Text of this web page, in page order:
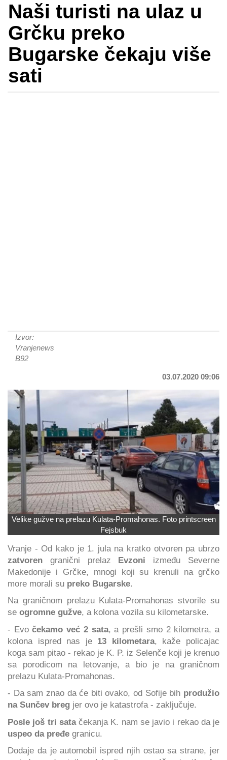
Naši turisti na ulaz u
Grčku preko
Bugarske čekaju više
sati
Izvor:
Vranjenews
B92
03.07.2020 09:06
Velike gužve na prelazu Kulata-Promahonas. Foto printscreen
Fejsbuk
Vranje - Od kako je 1. jula na kratko otvoren pa ubrzo
zatvoren granični prelaz Evzoni između Severne
Makedonije i Grčke, mnogi koji su krenuli na grčko
more morali su preko Bugarske.
Na graničnom prelazu Kulata-Promahonas stvorile su
se ogromne gužve, a kolona vozila su kilometarske.
- Evočekamo već 2 sata, a prešli smo 2 kilometra, a
kolona ispred nas je 13 kilometara, kaže policajac
koga sam pitao - rekao je K. P. iz Selenče koji je krenuo
sa porodicom na letovanje, a bio je na graničnom
prelazu Kulata-Promahonas.
- Da sam znao da će biti ovako, od Sofije bih produžio
na Sunčev breg jer ovo je katastrofa - zaključuje.
Posle još tri satačekanja K. nam se javio i rekao da je
uspeo da pređe granicu.
Dodaje da je automobil ispred njih ostao sa strane, jer